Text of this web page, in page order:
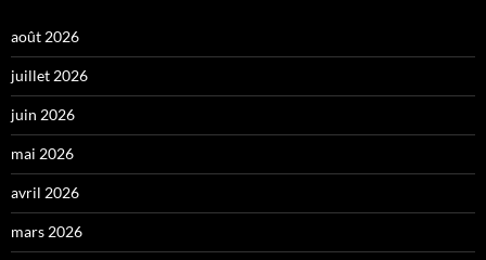
août 2026
juillet 2026
juin 2026
mai 2026
avril 2026
mars 2026